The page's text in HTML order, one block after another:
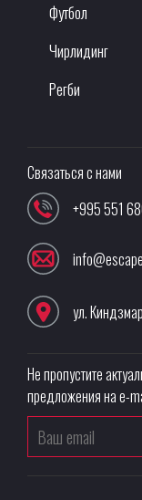
Футбол
Чирлидинг
Регби
Связаться с нами
+995 551
ул.
Не пропустите
предложения на e-